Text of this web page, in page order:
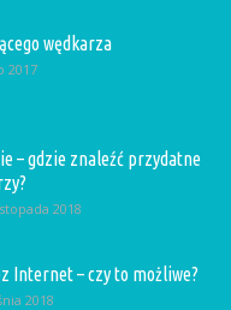
wędkarza
2017
– gdzie znaleźć przydatne
2018
Internet – czy to możliwe?
2018